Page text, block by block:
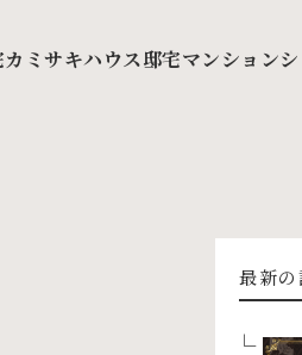
ミサキハウス邸宅マンション
最新